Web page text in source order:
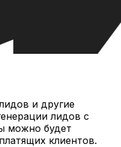
и другие
лидов с
можно будет
клиентов.